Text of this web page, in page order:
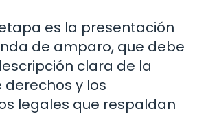
es la presentación
de amparo, que debe
clara de la
derechos y los
legales que respaldan